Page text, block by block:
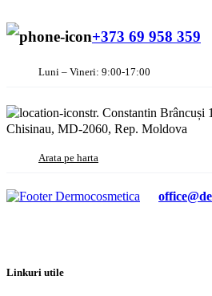
+373 69 958 359
Luni – Vineri: 9:00-17:00
str. Constantin Brâncuși
Chisinau, MD-2060, Rep. Moldova
Arata pe harta
Linkuri utile